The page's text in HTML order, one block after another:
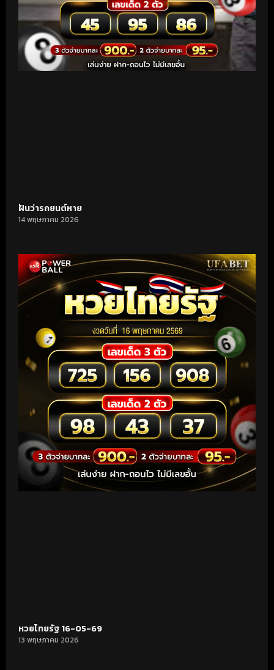
ฝันว่ารถยนต์หาย
14 พฤษภาคม 2026
หวยไทยรัฐ 16-05-69
13 พฤษภาคม 2026